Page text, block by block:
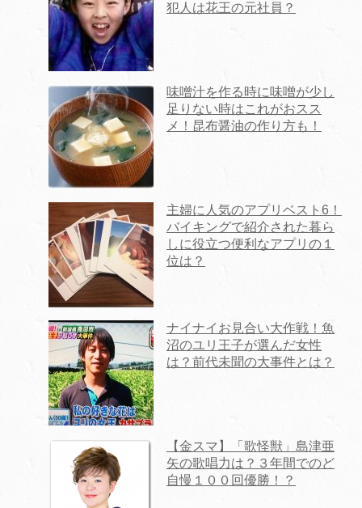
犯人は花王の元社員？
味噌汁を作る時に味噌が少し
足りない時はこれがおスス
メ！昆布醤油の作り方も！
主婦に人気のアプリベスト6！
バイキングで紹介された暮ら
しに役立つ便利なアプリの１
位は？
ナイナイお見合い大作戦！魚
沼のユリ王子が選んだ女性
は？前代未聞の大事件とは？
【金スマ】「歌怪獣」島津亜
矢の歌唱力は？３年間でのど
自慢１００回優勝！？